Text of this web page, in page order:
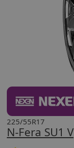
N-Fera SU1 V
225/55R17